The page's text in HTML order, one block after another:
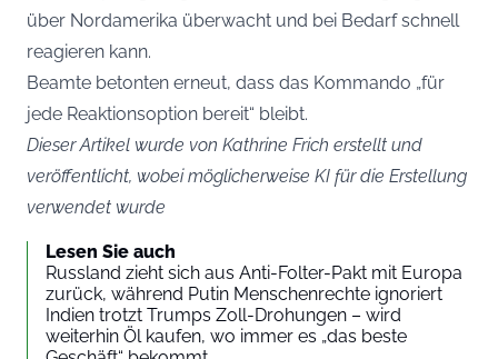
über Nordamerika überwacht und bei Bedarf schnell
reagieren kann.
Beamte betonten erneut, dass das Kommando „für
jede Reaktionsoption bereit“ bleibt.
Dieser Artikel wurde von Kathrine Frich erstellt und
veröffentlicht, wobei möglicherweise KI für die Erstellung
verwendet wurde
Lesen Sie auch
Russland zieht sich aus Anti-Folter-Pakt mit Europa
zurück, während Putin Menschenrechte ignoriert
Indien trotzt Trumps Zoll-Drohungen – wird
weiterhin Öl kaufen, wo immer es „das beste